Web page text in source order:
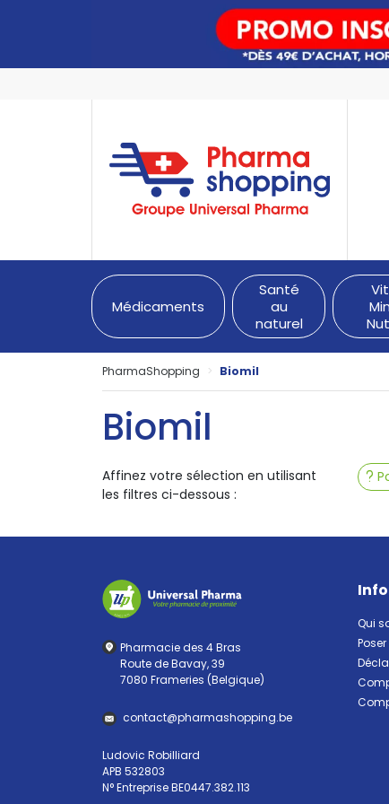
PharmaShopping
Médicaments
Santé
au
naturel
PharmaShopping Biomil
Biomil
Affinez votre sélection en utilisant
les filtres ci-dessous :
Pharmacie des 4 Bras
Route de Bavay, 39
7080 Frameries (Belgique)
contact@pharmashopping.be
Ludovic Robilliard
APB 532803
N° Entreprise BE0447.382.113
Qui